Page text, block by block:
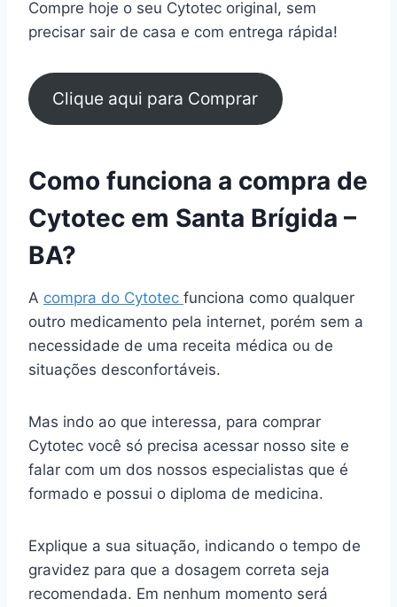
Compre hoje o seu Cytotec original, sem
precisar sair de casa e com entrega rápida!
Clique aqui para Comprar
Como funciona a compra de
Cytotec em Santa Brígida –
BA?
A compra do Cytotec funciona como qualquer
outro medicamento pela internet, porém sem a
necessidade de uma receita médica ou de
situações desconfortáveis.
Mas indo ao que interessa, para comprar
Cytotec você só precisa acessar nosso site e
falar com um dos nossos especialistas que é
formado e possui o diploma de medicina.
Explique a sua situação, indicando o tempo de
gravidez para que a dosagem correta seja
recomendada. Em nenhum momento será